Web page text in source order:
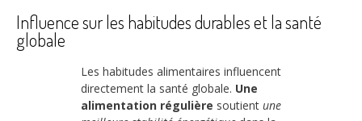
Influence sur les habitudes durables et la santé
globale
Les habitudes alimentaires influencent
directement la santé globale. Une
alimentation régulière soutient une